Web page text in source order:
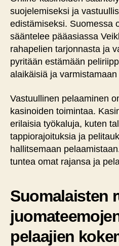
suojelemiseksi ja
edistämiseksi. Suomessa
sääntelee pääasiassa
rahapelien tarjonnasta ja
pyritään estämään
alaikäisiä ja
Vastuullinen pelaaminen
kasinoiden toimintaa.
erilaisia työkaluja, kuten
tappiorajoituksia ja
hallitsemaan
tuntea omat rajansa ja
Suomalaisten
pelaajien